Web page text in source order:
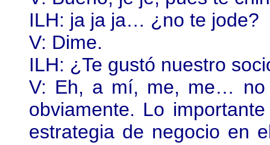
ILH: ja ja ja… ¿no te jode?
V: Dime.
ILH: ¿Te gustó nuestro
V: Eh, a mí, me, me… no
obviamente. Lo
estrategia de negocio en